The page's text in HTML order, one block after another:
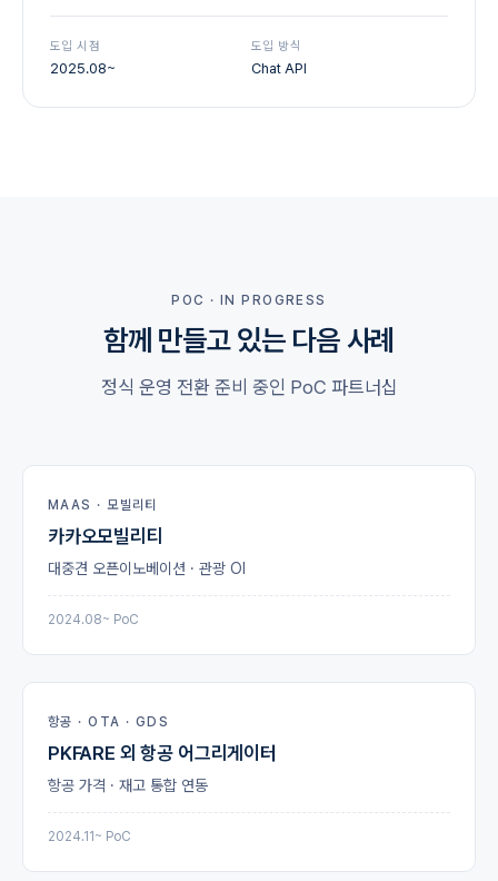
도입 시점
2025.08~
도입 방식
Chat API
POC · IN PROGRESS
함께 만들고 있는 다음 사례
정식 운영 전환 준비 중인 PoC 파트너십
MAAS · 모빌리티
카카오모빌리티
대중견 오픈이노베이션 · 관광 OI
2024.08~ PoC
항공 · OTA · GDS
PKFARE 외 항공 어그리게이터
항공 가격 · 재고 통합 연동
2024.11~ PoC